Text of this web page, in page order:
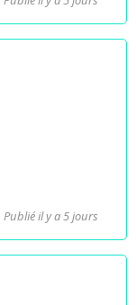
Publié il y a 5 jours